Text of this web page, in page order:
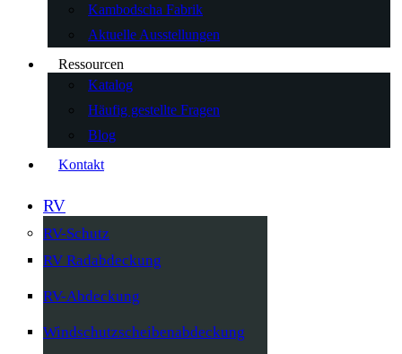
Kambodscha Fabrik
Aktuelle Ausstellungen
Ressourcen
Katalog
Häufig gestellte Fragen
Blog
Kontakt
RV
RV-Schutz
RV Radabdeckung
RV-Abdeckung
Windschutzscheibenabdeckung